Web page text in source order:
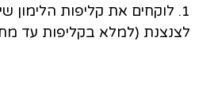
1. לוקחים את קליפות הלימון
לצנצנת (למלא בקליפות עד